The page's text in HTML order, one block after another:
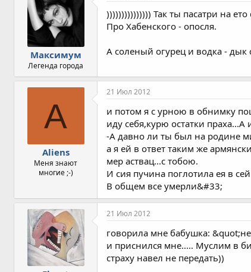
Максимум
Легенда города
))))))))))))))) Так ты пасатри на
Про Хабенского - опосля.
А соленый огурец и водка - дык
A
Aliens
Меня знают
многие ;-)
21 Июл 2012
и потом я с урною в обнимку
иду себя,курю остатки
-А давно ли ты был на родине
а я ей в ответ таким же
мер аствац...с тобою.
И сия пучина поглотила ея в
В общем все умерли&#33;
21 Июл 2012
говорила мне бабушка:
и приснился мне..... Муслим в
страху навел не передать))